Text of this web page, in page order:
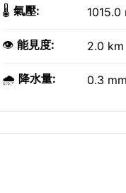
🌡️ 氣壓: 1015.0
👁️ 能見度: 2.0 km
🌧️ 降水量: 0.3 mm